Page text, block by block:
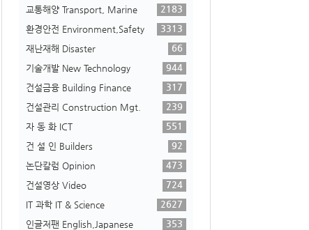
교통해양 Transport, Marine
2183
환경안전 Environment,Safety
3313
재난재해 Disaster
66
기술개발 New Technology
944
건설금융 Building Finance
317
건설관리 Construction Mgt.
239
자 동 화 ICT
551
건 설 인 Builders
92
논단칼럼 Opinion
473
건설영상 Video
724
IT 과학 IT & Science
2627
인글저팬 English,Japanese
353